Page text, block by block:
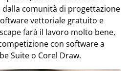
comunità di progettazione
vettoriale gratuito e
farà il lavoro molto bene,
con software a
Suite o Corel Draw.